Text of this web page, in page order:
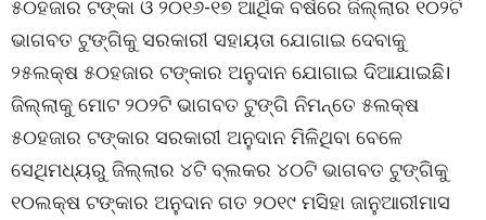
୫୦ହଜାର ଟଙ୍କା ଓ ୨୦୧୬-୧୭ ଆର୍ଥିକ ବର୍ଷରେ ଜିଲ୍ଲାର ୧୦୨ଟି
ଭାଗବତ ଟୁଙ୍ଗିକୁ ସରକାରୀ ସହାୟତା ଯୋଗାଇ ଦେବାକୁ
୨୫ଲକ୍ଷ ୫୦ହଜାର ଟଙ୍କାର ଅନୁଦାନ ଯୋଗାଇ ଦିଆଯାଇଛି।
ଜିଲ୍ଲାକୁ ମୋଟ ୨୦୨ଟି ଭାଗବତ ଟୁଙ୍ଗି ନିମନ୍ତେ ୫ଲକ୍ଷ
୫୦ହଜାର ଟଙ୍କାର ସରକାରୀ ଅନୁଦାନ ମିଳିଥିବା ବେଳେ
ସେଥିମଧ୍ୟରୁ ଜିଲ୍ଲାର ୪ଟି ବ୍ଲକର ୪୦ଟି ଭାଗବତ ଟୁଙ୍ଗିକୁ
୧୦ଲକ୍ଷ ଟଙ୍କାର ଅନୁଦାନ ଗତ ୨୦୧୯ ମସିହା ଜାନୁଆରୀମାସ